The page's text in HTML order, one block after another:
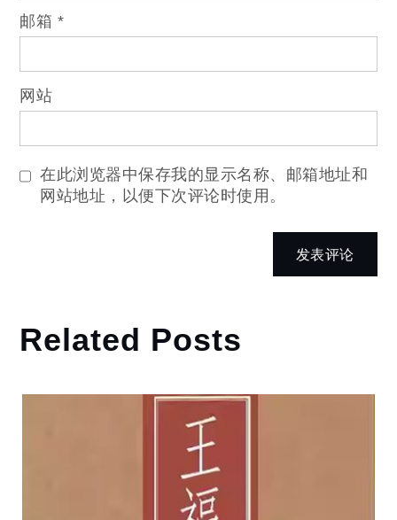
邮箱 *
网站
在此浏览器中保存我的显示名称、邮箱地址和
网站地址，以便下次评论时使用。
Related Posts